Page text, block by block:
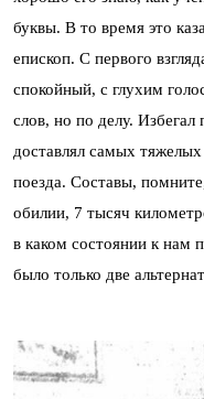
буквы. В то время это
епископ. С первого
спокойный, с глухим
слов, но по делу.
доставлял самых
поезда. Составы,
обилии, 7 тысяч
в каком состоянии к нам
было только две